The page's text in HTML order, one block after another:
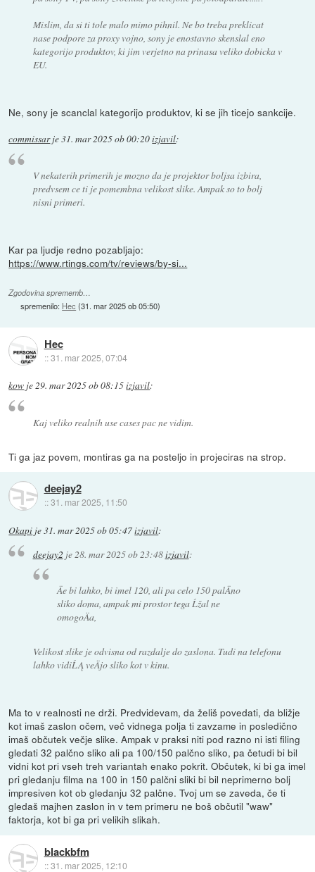
Mislim, da si ti tole malo mimo pihnil. Ne bo treba preklicat
nase podpore za proxy vojno, sony je enostavno skenslal eno
kategorijo produktov, ki jim verjetno na prinasa veliko dobicka v
EU.
Ne, sony je scanclal kategorijo produktov, ki se jih ticejo sankcije.
commissarje31. mar 2025 ob 00:20izjavil:
V nekaterih primerih je mozno da je projektor boljsa izbira,
predvsem ce ti je pomembna velikost slike. Ampak so to bolj
nisni primeri.
Kar pa ljudje redno pozabljajo:
https://www.rtings.com/tv/reviews/by-si...
Zgodovina sprememb…
spremenilo: Hec (31. mar 2025 ob 05:50)
Hec
::31. mar 2025, 07:04
kow je29. mar 2025 ob 08:15izjavil:
Kaj veliko realnih use cases pac ne vidim.
Ti ga jaz povem, montiras ga na posteljo in projeciras na strop.
deejay2
::31. mar 2025, 11:50
Okapi je31. mar 2025 ob 05:47izjavil:
deejay2je 28. mar 2025 ob 23:48izjavil:
Äe bi lahko, bi imel 120, ali pa celo 150 palÄno
sliko doma, ampak mi prostor tega Ĺžal ne
omogoÄa,
Velikost slike je odvisna od razdalje do zaslona. Tudi na telefonu
lahko vidiĹĄ veÄjo sliko kot v kinu.
Ma to v realnosti ne drži. Predvidevam, da želiš povedati, da bližje
kot imaš zaslon očem, več vidnega polja ti zavzame in posledično
imaš občutek večje slike. Ampak v praksi niti pod razno ni isti filing
gledati 32 palčno sliko ali pa 100/150 palčno sliko, pa četudi bi bil
vidni kot pri vseh treh variantah enako pokrit. Občutek, ki bi ga imel
pri gledanju filma na 100 in 150 palčni sliki bi bil neprimerno bolj
impresiven kot ob gledanju 32 palčne. Tvoj um se zaveda, če ti
gledaš majhen zaslon in v tem primeru ne boš občutil "waw"
faktorja, kot bi ga pri velikih slikah.
blackbfm
::31. mar 2025, 12:10